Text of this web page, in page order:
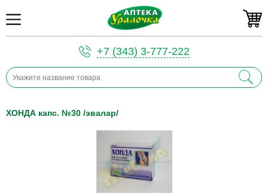
+7 (343) 3-777-222
ХОНДА капс. №30 /эвалар/